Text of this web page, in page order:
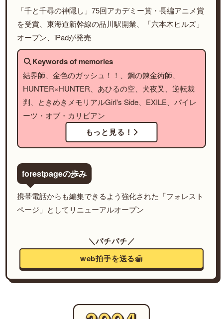
「千と千尋の神隠し」75回アカデミー賞・長編アニメ賞
を受賞、東海道新幹線の品川駅開業、「六本木ヒルズ」
オープン、iPadが発売
Keywords of memories
結界師、金色のガッシュ！！、鋼の錬金術師、
HUNTER×HUNTER、あひるの空、犬夜叉、逆転裁
判、ときめきメモリアルGirl's Side、EXILE、パイレ
ーツ・オブ・カリビアン
もっと見る！
forestpageの歩み
携帯電話からも編集できるよう強化された「フォレスト
ページ」としてリニューアルオープン
＼パチパチ／
web拍手を送る